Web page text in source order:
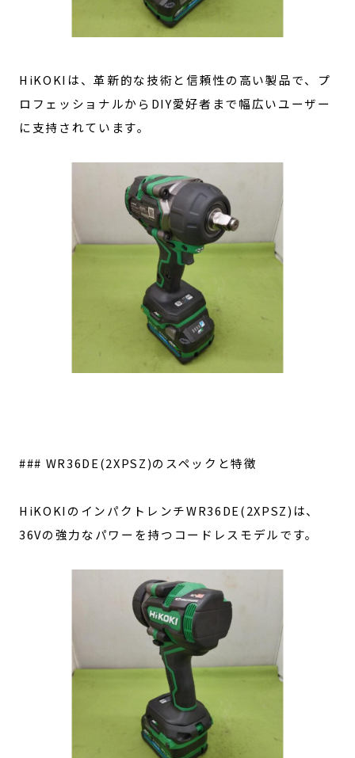
HiKOKIは、革新的な技術と信頼性の高い製品で、プ
ロフェッショナルからDIY愛好者まで幅広いユーザー
に支持されています。
### WR36DE(2XPSZ)のスペックと特徴
HiKOKIのインパクトレンチWR36DE(2XPSZ)は、
36Vの強力なパワーを持つコードレスモデルです。